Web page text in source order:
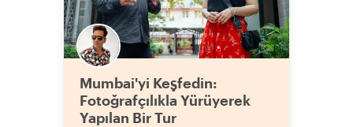
Mumbai'yi Keşfedin:
Fotoğrafçılıkla Yürüyerek
Yapılan Bir Tur